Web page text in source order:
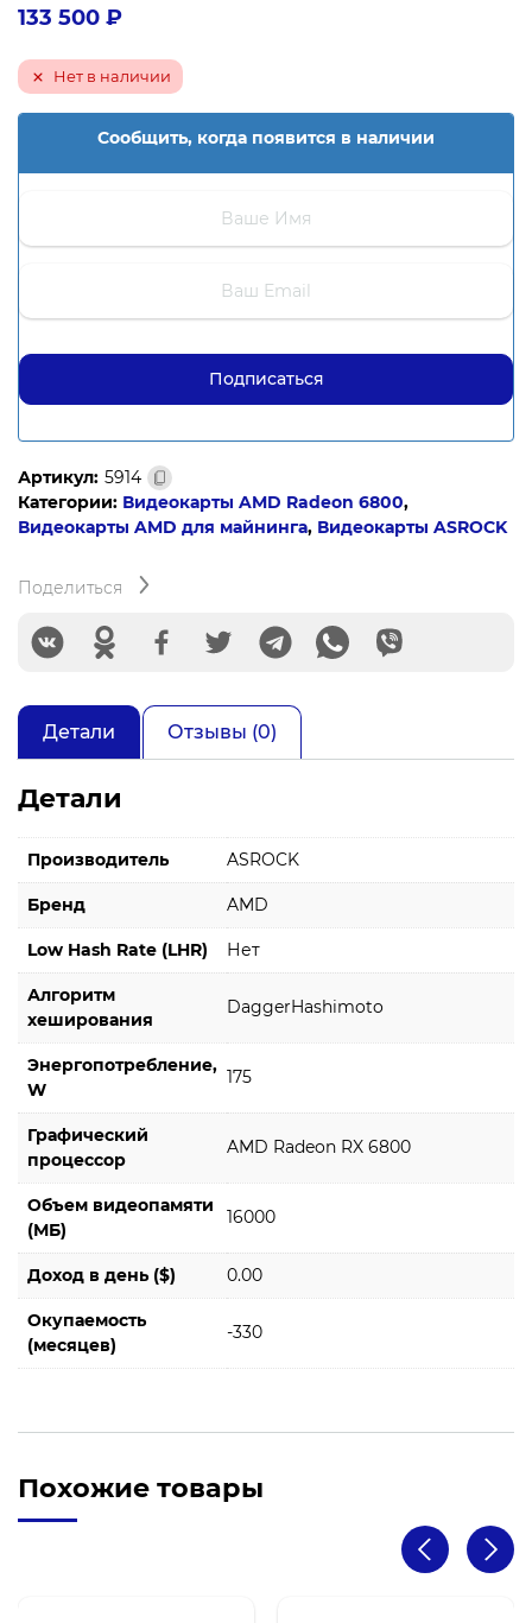
133 500 ₽
Нет в наличии
Сообщить, когда появится в наличии
Артикул: 5914
Категории: Видеокарты AMD Radeon 6800,
Видеокарты AMD для майнинга, Видеокарты ASROCK
Поделиться
Детали Отзывы (0)
Детали
Производитель ASROCK
Бренд AMD
Low Hash Rate (LHR) Нет
Алгоритм
хеширования
DaggerHashimoto
Энергопотребление,
W
175
Графический
процессор
AMD Radeon RX 6800
Объем видеопамяти
(МБ)
16000
Доход в день ($) 0.00
Окупаемость
(месяцев)
-330
Похожие товары